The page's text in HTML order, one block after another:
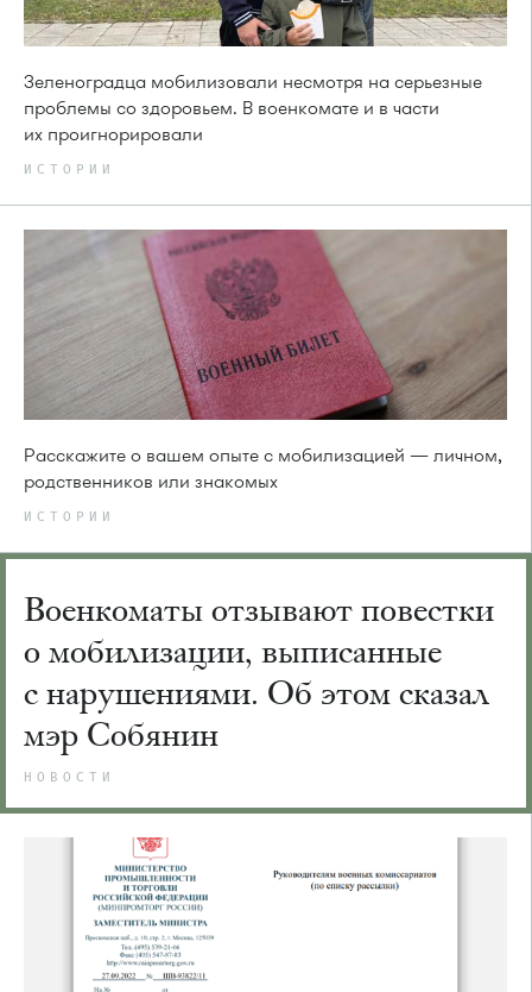
Зеленоградца мобилизовали несмотря на серьезные
проблемы со здоровьем. В военкомате и в части
их проигнорировали
ИСТОРИИ
Расскажите о вашем опыте с мобилизацией — личном,
родственников или знакомых
ИСТОРИИ
Военкоматы отзывают повестки
о мобилизации, выписанные
с нарушениями. Об этом сказал
мэр Собянин
НОВОСТИ